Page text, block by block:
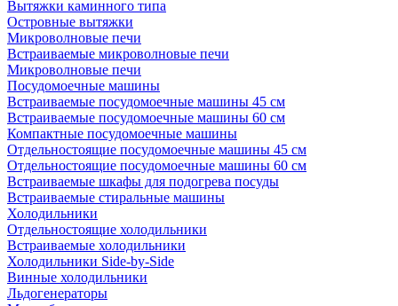
Вытяжки каминного типа
Островные вытяжки
Микроволновые печи
Встраиваемые микроволновые печи
Микроволновые печи
Посудомоечные машины
Встраиваемые посудомоечные машины 45 см
Встраиваемые посудомоечные машины 60 см
Компактные посудомоечные машины
Отдельностоящие посудомоечные машины 45 см
Отдельностоящие посудомоечные машины 60 см
Встраиваемые шкафы для подогрева посуды
Встраиваемые стиральные машины
Холодильники
Отдельностоящие холодильники
Встраиваемые холодильники
Холодильники Side-by-Side
Винные холодильники
Льдогенераторы